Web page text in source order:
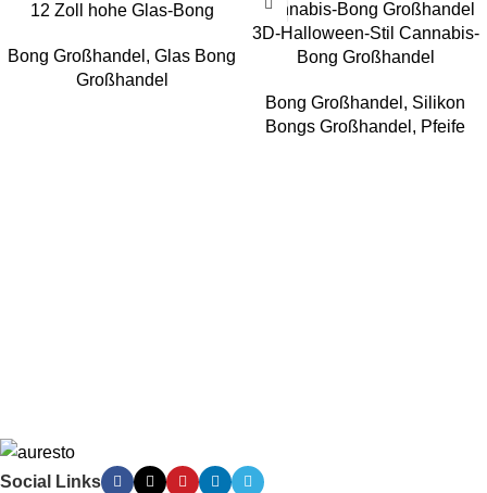
12 Zoll hohe Glas-Bong
Bong Großhandel , Glas Bong
Großhandel
3D-Halloween-Stil Cannabis-
Bong Großhandel
Bong Großhandel , Silikon
Bongs Großhandel , Pfeife
Social Links